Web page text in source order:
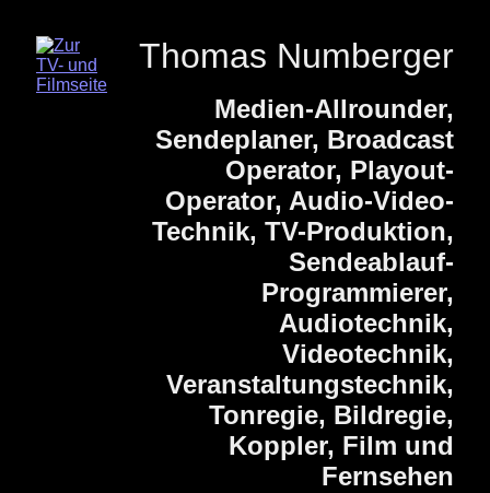
Thomas Numberger
Medien-Allrounder,
Sendeplaner, Broadcast
Operator, Playout-
Operator, Audio-Video-
Technik, TV-Produktion,
Sendeablauf-
Programmierer,
Audiotechnik,
Videotechnik,
Veranstaltungstechnik,
Tonregie, Bildregie,
Koppler, Film und
Fernsehen